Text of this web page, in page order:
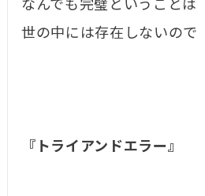
なんでも完璧ということは
世の中には存在しないので
『トライアンドエラー』